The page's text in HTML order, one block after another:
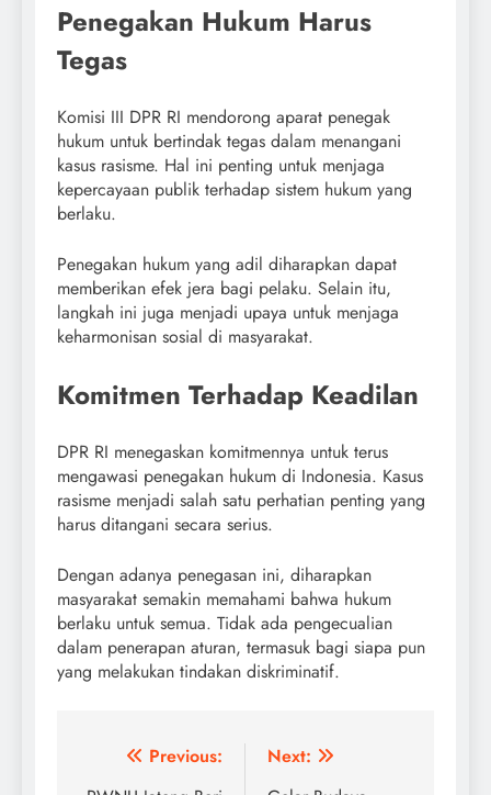
Penegakan Hukum Harus
Tegas
Komisi III DPR RI mendorong aparat penegak
hukum untuk bertindak tegas dalam menangani
kasus rasisme. Hal ini penting untuk menjaga
kepercayaan publik terhadap sistem hukum yang
berlaku.
Penegakan hukum yang adil diharapkan dapat
memberikan efek jera bagi pelaku. Selain itu,
langkah ini juga menjadi upaya untuk menjaga
keharmonisan sosial di masyarakat.
Komitmen Terhadap Keadilan
DPR RI menegaskan komitmennya untuk terus
mengawasi penegakan hukum di Indonesia. Kasus
rasisme menjadi salah satu perhatian penting yang
harus ditangani secara serius.
Dengan adanya penegasan ini, diharapkan
masyarakat semakin memahami bahwa hukum
berlaku untuk semua. Tidak ada pengecualian
dalam penerapan aturan, termasuk bagi siapa pun
yang melakukan tindakan diskriminatif.
Post
Previous:
Next: